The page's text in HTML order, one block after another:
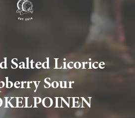
Salted Licorice
Sour